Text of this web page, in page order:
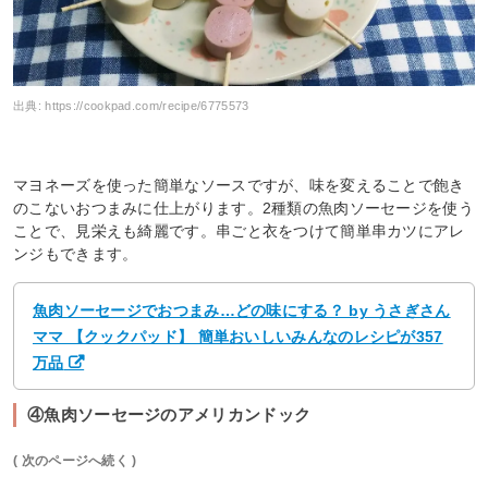
出典:https://cookpad.com/recipe/6775573
マヨネーズを使った簡単なソースですが、味を変えることで飽き
のこないおつまみに仕上がります。2種類の魚肉ソーセージを使う
ことで、見栄えも綺麗です。串ごと衣をつけて簡単串カツにアレ
ンジもできます。
魚肉ソーセージでおつまみ…どの味にする？ by うさぎさん
ママ 【クックパッド】 簡単おいしいみんなのレシピが357
万品
④魚肉ソーセージのアメリカンドック
( 次のページへ続く )